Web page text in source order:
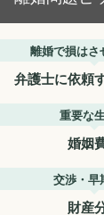
離婚で損はさ
弁護士に依頼
重要な
婚姻
交渉・早
財産